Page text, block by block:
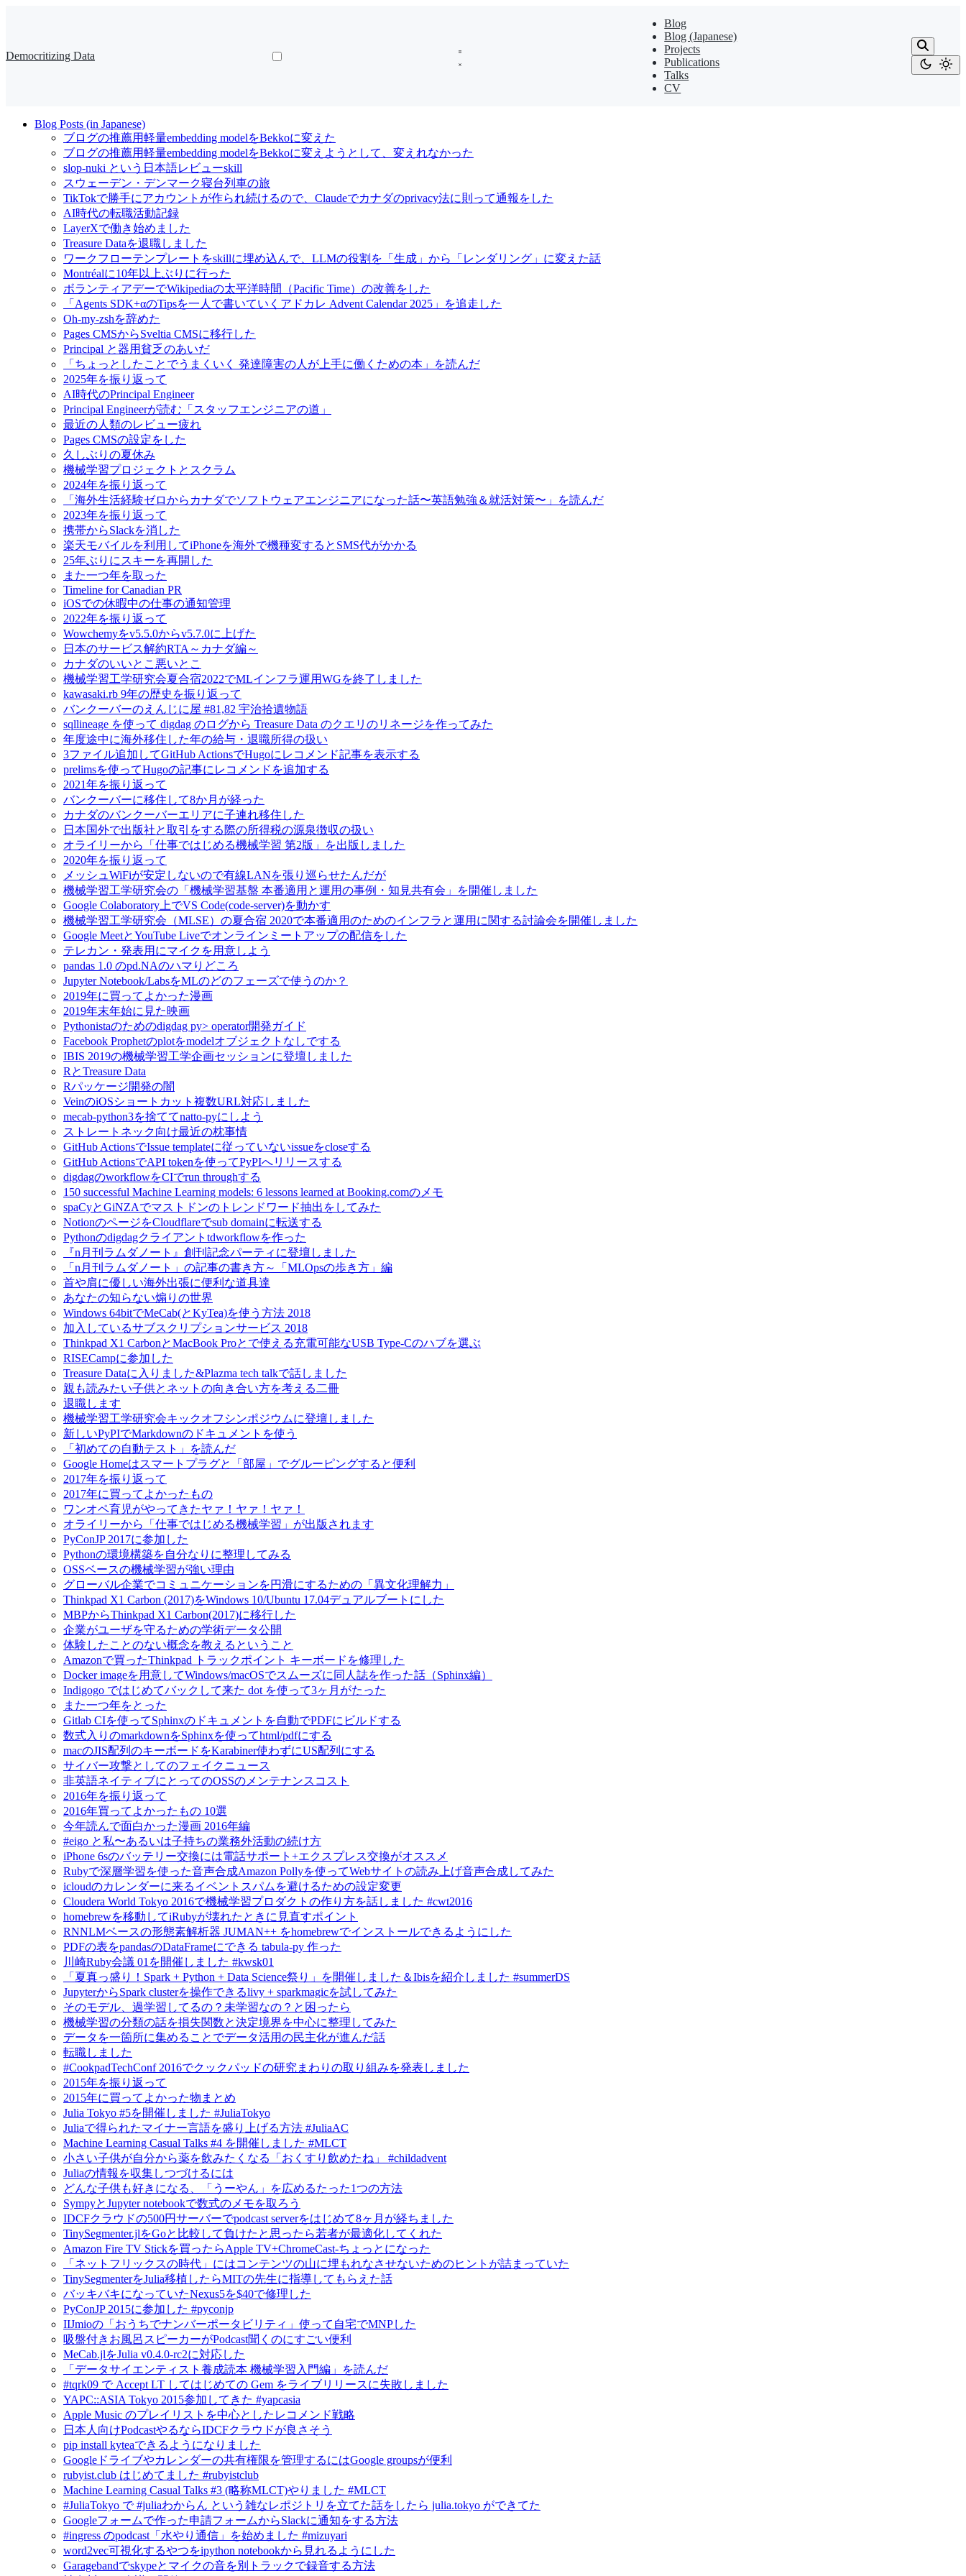
Democritizing Data
Blog
Blog (Japanese)
Projects
Publications
Talks
CV
Blog Posts (in Japanese)
ブログの推薦用軽量embedding modelをBekkoに変えた
ブログの推薦用軽量embedding modelをBekkoに変えようとして、変えれなかった
slop-nuki という日本語レビューskill
スウェーデン・デンマーク寝台列車の旅
TikTokで勝手にアカウントが作られ続けるので、Claudeでカナダのprivacy法に則って通報をした
AI時代の転職活動記録
LayerXで働き始めました
Treasure Dataを退職しました
ワークフローテンプレートをskillに埋め込んで、LLMの役割を「生成」から「レンダリング」に変えた話
Montréalに10年以上ぶりに行った
ボランティアデーでWikipediaの太平洋時間（Pacific Time）の改善をした
「Agents SDK+αのTipsを一人で書いていくアドカレ Advent Calendar 2025」を追走した
Oh-my-zshを辞めた
Pages CMSからSveltia CMSに移行した
Principal と器用貧乏のあいだ
「ちょっとしたことでうまくいく 発達障害の人が上手に働くための本」を読んだ
2025年を振り返って
AI時代のPrincipal Engineer
Principal Engineerが読む「スタッフエンジニアの道」
最近の人類のレビュー疲れ
Pages CMSの設定をした
久しぶりの夏休み
機械学習プロジェクトとスクラム
2024年を振り返って
「海外生活経験ゼロからカナダでソフトウェアエンジニアになった話〜英語勉強＆就活対策〜」を読んだ
2023年を振り返って
携帯からSlackを消した
楽天モバイルを利用してiPhoneを海外で機種変するとSMS代がかかる
25年ぶりにスキーを再開した
また一つ年を取った
Timeline for Canadian PR
iOSでの休暇中の仕事の通知管理
2022年を振り返って
Wowchemyをv5.5.0からv5.7.0に上げた
日本のサービス解約RTA～カナダ編～
カナダのいいとこ悪いとこ
機械学習工学研究会夏合宿2022でMLインフラ運用WGを終了しました
kawasaki.rb 9年の歴史を振り返って
バンクーバーのえんじに屋 #81,82 宇治拾遺物語
sqllineage を使って digdag のログから Treasure Data のクエリのリネージを作ってみた
年度途中に海外移住した年の給与・退職所得の扱い
3ファイル追加してGitHub ActionsでHugoにレコメンド記事を表示する
prelimsを使ってHugoの記事にレコメンドを追加する
2021年を振り返って
バンクーバーに移住して8か月が経った
カナダのバンクーバーエリアに子連れ移住した
日本国外で出版社と取引をする際の所得税の源泉徴収の扱い
オライリーから「仕事ではじめる機械学習 第2版」を出版しました
2020年を振り返って
メッシュWiFiが安定しないので有線LANを張り巡らせたんだが
機械学習工学研究会の「機械学習基盤 本番適用と運用の事例・知見共有会」を開催しました
Google Colaboratory上でVS Code(code-server)を動かす
機械学習工学研究会（MLSE）の夏合宿 2020で本番適用のためのインフラと運用に関する討論会を開催しました
Google MeetとYouTube Liveでオンラインミートアップの配信をした
テレカン・発表用にマイクを用意しよう
pandas 1.0 のpd.NAのハマりどころ
Jupyter Notebook/LabsをMLのどのフェーズで使うのか？
2019年に買ってよかった漫画
2019年末年始に見た映画
Pythonistaのためのdigdag py> operator開発ガイド
Facebook Prophetのplotをmodelオブジェクトなしでする
IBIS 2019の機械学習工学企画セッションに登壇しました
RとTreasure Data
Rパッケージ開発の闇
VeinのiOSショートカット複数URL対応しました
mecab-python3を捨ててnatto-pyにしよう
ストレートネック向け最近の枕事情
GitHub ActionsでIssue templateに従っていないissueをcloseする
GitHub ActionsでAPI tokenを使ってPyPIへリリースする
digdagのworkflowをCIでrun throughする
150 successful Machine Learning models: 6 lessons learned at Booking.comのメモ
spaCyとGiNZAでマストドンのトレンドワード抽出をしてみた
NotionのページをCloudflareでsub domainに転送する
Pythonのdigdagクライアントtdworkflowを作った
『n月刊ラムダノート』創刊記念パーティに登壇しました
「n月刊ラムダノート」の記事の書き方～「MLOpsの歩き方」編
首や肩に優しい海外出張に便利な道具達
あなたの知らない煽りの世界
Windows 64bitでMeCab(とKyTea)を使う方法 2018
加入しているサブスクリプションサービス 2018
Thinkpad X1 CarbonとMacBook Proとで使える充電可能なUSB Type-Cのハブを選ぶ
RISECampに参加した
Treasure Dataに入りました&Plazma tech talkで話しました
親も読みたい子供とネットの向き合い方を考える二冊
退職します
機械学習工学研究会キックオフシンポジウムに登壇しました
新しいPyPIでMarkdownのドキュメントを使う
「初めての自動テスト」を読んだ
Google Homeはスマートプラグと「部屋」でグルーピングすると便利
2017年を振り返って
2017年に買ってよかったもの
ワンオペ育児がやってきたヤァ！ヤァ！ヤァ！
オライリーから「仕事ではじめる機械学習」が出版されます
PyConJP 2017に参加した
Pythonの環境構築を自分なりに整理してみる
OSSベースの機械学習が強い理由
グローバル企業でコミュニケーションを円滑にするための「異文化理解力」
Thinkpad X1 Carbon (2017)をWindows 10/Ubuntu 17.04デュアルブートにした
MBPからThinkpad X1 Carbon(2017)に移行した
企業がユーザを守るための学術データ公開
体験したことのない概念を教えるということ
Amazonで買ったThinkpad トラックポイント キーボードを修理した
Docker imageを用意してWindows/macOSでスムーズに同人誌を作った話（Sphinx編）
Indigogo ではじめてバックして来た dot を使って3ヶ月がたった
また一つ年をとった
Gitlab CIを使ってSphinxのドキュメントを自動でPDFにビルドする
数式入りのmarkdownをSphinxを使ってhtml/pdfにする
macのJIS配列のキーボードをKarabiner使わずにUS配列にする
サイバー攻撃としてのフェイクニュース
非英語ネイティブにとってのOSSのメンテナンスコスト
2016年を振り返って
2016年買ってよかったもの 10選
今年読んで面白かった漫画 2016年編
#eigo と私〜あるいは子持ちの業務外活動の続け方
iPhone 6sのバッテリー交換には電話サポート+エクスプレス交換がオススメ
Rubyで深層学習を使った音声合成Amazon Pollyを使ってWebサイトの読み上げ音声合成してみた
icloudのカレンダーに来るイベントスパムを避けるための設定変更
Cloudera World Tokyo 2016で機械学習プロダクトの作り方を話しました #cwt2016
homebrewを移動してiRubyが壊れたときに見直すポイント
RNNLMベースの形態素解析器 JUMAN++ をhomebrewでインストールできるようにした
PDFの表をpandasのDataFrameにできる tabula-py 作った
川崎Ruby会議 01を開催しました #kwsk01
「夏真っ盛り！Spark + Python + Data Science祭り」を開催しました＆Ibisを紹介しました #summerDS
JupyterからSpark clusterを操作できるlivy + sparkmagicを試してみた
そのモデル、過学習してるの？未学習なの？と困ったら
機械学習の分類の話を損失関数と決定境界を中心に整理してみた
データを一箇所に集めることでデータ活用の民主化が進んだ話
転職しました
#CookpadTechConf 2016でクックパッドの研究まわりの取り組みを発表しました
2015年を振り返って
2015年に買ってよかった物まとめ
Julia Tokyo #5を開催しました #JuliaTokyo
Juliaで得られたマイナー言語を盛り上げる方法 #JuliaAC
Machine Learning Casual Talks #4 を開催しました #MLCT
小さい子供が自分から薬を飲みたくなる「おくすり飲めたね」 #childadvent
Juliaの情報を収集しつづけるには
どんな子供も好きになる、「うーやん」を広めるたった1つの方法
SympyとJupyter notebookで数式のメモを取ろう
IDCFクラウドの500円サーバーでpodcast serverをはじめて8ヶ月が経ちました
TinySegmenter.jlをGoと比較して負けたと思ったら若者が最適化してくれた
Amazon Fire TV Stickを買ったらApple TV+ChromeCast-ちょっとになった
「ネットフリックスの時代」にはコンテンツの山に埋もれなさせないためのヒントが詰まっていた
TinySegmenterをJulia移植したらMITの先生に指導してもらえた話
バッキバキになっていたNexus5を$40で修理した
PyConJP 2015に参加した #pyconjp
IIJmioの「おうちでナンバーポータビリティ」使って自宅でMNPした
吸盤付きお風呂スピーカーがPodcast聞くのにすごい便利
MeCab.jlをJulia v0.4.0-rc2に対応した
「データサイエンティスト養成読本 機械学習入門編」を読んだ
#tqrk09 で Accept LT してはじめての Gem をライブリリースに失敗しました
YAPC::ASIA Tokyo 2015参加してきた #yapcasia
Apple Music のプレイリストを中心としたレコメンド戦略
日本人向けPodcastやるならIDCFクラウドが良さそう
pip install kyteaできるようになりました
Googleドライブやカレンダーの共有権限を管理するにはGoogle groupsが便利
rubyist.club はじめてました #rubyistclub
Machine Learning Casual Talks #3 (略称MLCT)やりました #MLCT
#JuliaTokyo で #juliaわからん という雑なレポジトリを立てた話をしたら julia.tokyo ができてた
Googleフォームで作った申請フォームからSlackに通知をする方法
#ingress のpodcast「水やり通信」を始めました #mizuyari
word2vec可視化するやつをipython notebookから見れるようにした
Garagebandでskypeとマイクの音を別トラックで録音する方法